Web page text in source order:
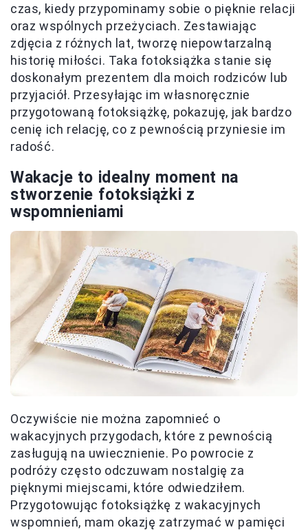
czas, kiedy przypominamy sobie o pięknie relacji
oraz wspólnych przeżyciach. Zestawiając
zdjęcia z różnych lat, tworzę niepowtarzalną
historię miłości. Taka fotoksiążka stanie się
doskonałym prezentem dla moich rodziców lub
przyjaciół. Przesyłając im własnoręcznie
przygotowaną fotoksiążkę, pokazuję, jak bardzo
cenię ich relację, co z pewnością przyniesie im
radość.
Wakacje to idealny moment na
stworzenie fotoksiążki z
wspomnieniami
Oczywiście nie można zapomnieć o
wakacyjnych przygodach, które z pewnością
zasługują na uwiecznienie. Po powrocie z
podróży często odczuwam nostalgię za
pięknymi miejscami, które odwiedziłem.
Przygotowując fotoksiążkę z wakacyjnych
wspomnień, mam okazję zatrzymać w pamięci